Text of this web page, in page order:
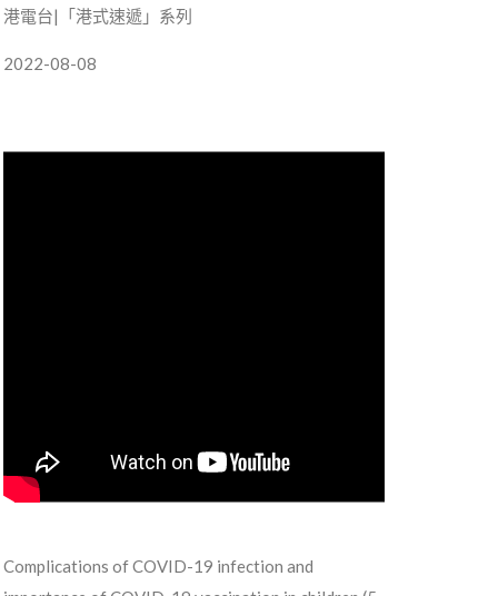
港電台|「港式速遞」系列
2022-08-08
Complications of COVID-19 infection and